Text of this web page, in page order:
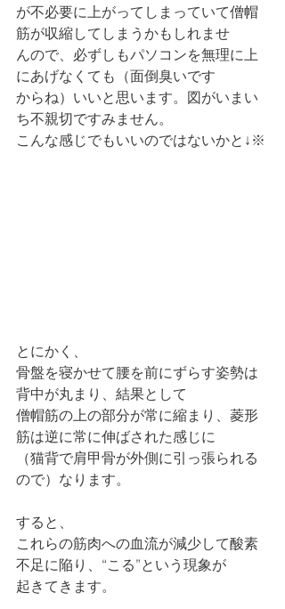
が不必要に上がってしまっていて僧帽
筋が収縮してしまうかもしれませ
んので、必ずしもパソコンを無理に上
にあげなくても（面倒臭いです
からね）いいと思います。図がいまい
ち不親切ですみません。
こんな感じでもいいのではないかと↓※
とにかく、
骨盤を寝かせて腰を前にずらす姿勢は
背中が丸まり、結果として
僧帽筋の上の部分が常に縮まり、菱形
筋は逆に常に伸ばされた感じに
（猫背で肩甲骨が外側に引っ張られる
ので）なります。
すると、
これらの筋肉への血流が減少して酸素
不足に陥り、“こる”という現象が
起きてきます。